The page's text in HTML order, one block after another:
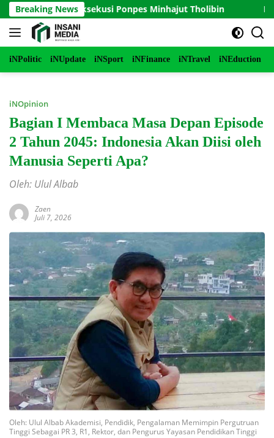
Langsung
ke
konten
Breaking News
Eksekusi Ponpes Minhajut Tholibin Perkokoh
iNPolitic iNUpdate iNSport iNFinance iNTravel iNEduction
iNOpinion
Bagian I Membaca Masa Depan Episode
2 Tahun 2045: Indonesia Akan Diisi oleh
Manusia Seperti Apa?
Oleh: Ulul Albab
Zaen
Juli 7, 2026
Oleh: Ulul Albab Akademisi, Pendidik, Pengalaman Memimpin Pergutruan
Tinggi Sebagai PR 3, R1, Rektor, dan Pengurus Yayasan Pendidikan Tinggi